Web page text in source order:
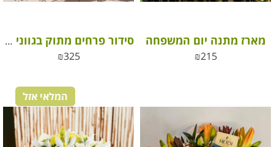
מארז מתנה יום המשפחה
₪215
סידור פרחים מתוק בגווני ורוד, סגול ולבן עם שוקולדים מפנקים
₪325
המלאי אזל